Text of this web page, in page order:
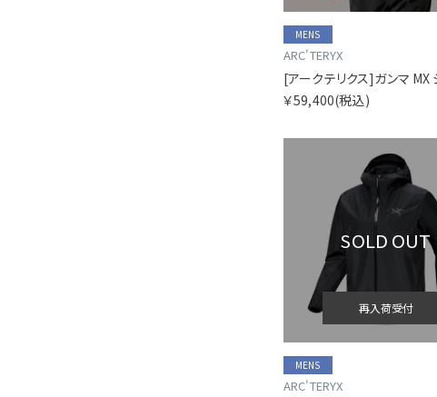
MENS
ARC'TERYX
￥59,400(税込)
SOLD OUT
再入荷受付
MENS
ARC'TERYX